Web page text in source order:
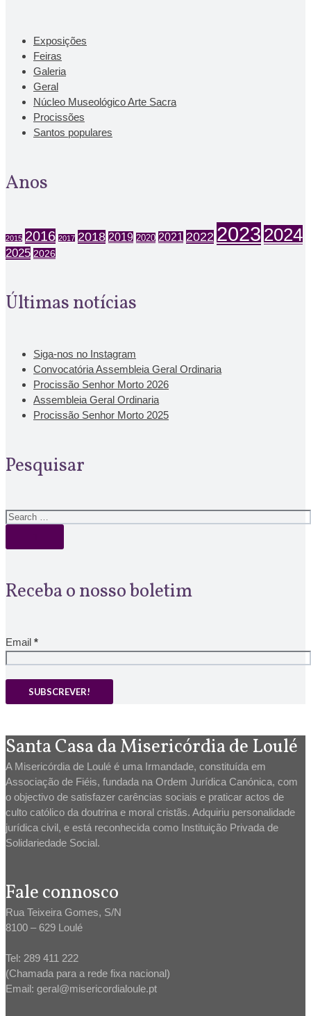
Exposições
Feiras
Galeria
Geral
Núcleo Museológico Arte Sacra
Procissões
Santos populares
Anos
2015 2016 2017 2018 2019 2020 2021 2022 2023 2024
2025 2026
Últimas notícias
Siga-nos no Instagram
Convocatória Assembleia Geral Ordinaria
Procissão Senhor Morto 2026
Assembleia Geral Ordinaria
Procissão Senhor Morto 2025
Pesquisar
Receba o nosso boletim
Email *
Santa Casa da Misericórdia de Loulé
A Misericórdia de Loulé é uma Irmandade, constituída em
Associação de Fiéis, fundada na Ordem Jurídica Canónica, com
o objectivo de satisfazer carências sociais e praticar actos de
culto católico da doutrina e moral cristãs. Adquiriu personalidade
jurídica civil, e está reconhecida como Instituição Privada de
Solidariedade Social.
Fale connosco
Rua Teixeira Gomes, S/N
8100 – 629 Loulé
Tel: 289 411 222
(Chamada para a rede fixa nacional)
Email: geral@misericordialoule.pt